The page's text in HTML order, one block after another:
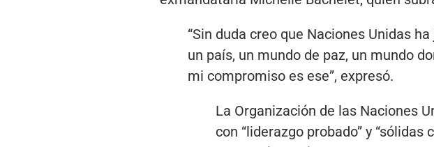
“Sin duda creo que Naciones Unidas
un país, un mundo de paz, un mundo
mi compromiso es ese”, expresó.
La Organización de las Naciones
con “liderazgo probado” y